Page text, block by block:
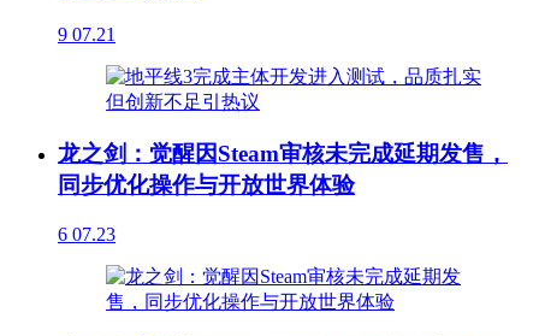
9 07.21
龙之剑：觉醒因Steam审核未完成延期发售，
同步优化操作与开放世界体验
6 07.23